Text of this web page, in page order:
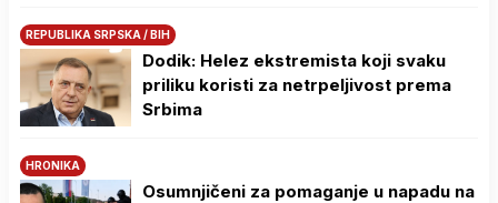
REPUBLIKA SRPSKA / BIH
Dodik: Helez ekstremista koji svaku
priliku koristi za netrpeljivost prema
Srbima
HRONIKA
Osumnjičeni za pomaganje u napadu na